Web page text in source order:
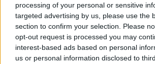
processing of your personal or sensitive
targeted advertising by us, please use the
section to confirm your selection. Please
opt-out request is processed you may
interest-based ads based on personal
us or personal information disclosed to